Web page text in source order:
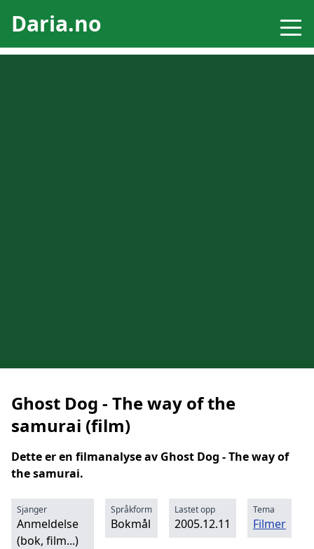
Daria.no
Ghost Dog - The way of the
samurai (film)
Dette er en filmanalyse av Ghost Dog - The way of
the samurai.
Sjanger
Anmeldelse
(bok, film...)
Språkform
Bokmål
Lastet opp
2005.12.11
Tema
Filmer